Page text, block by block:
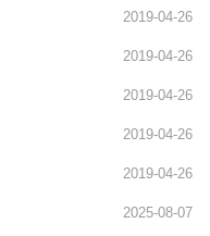
2019-04-26
2019-04-26
2019-04-26
2019-04-26
2019-04-26
2025-08-07